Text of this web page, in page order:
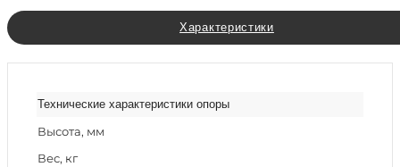
Характеристики
Технические характеристики опоры
Высота, мм
Вес, кг